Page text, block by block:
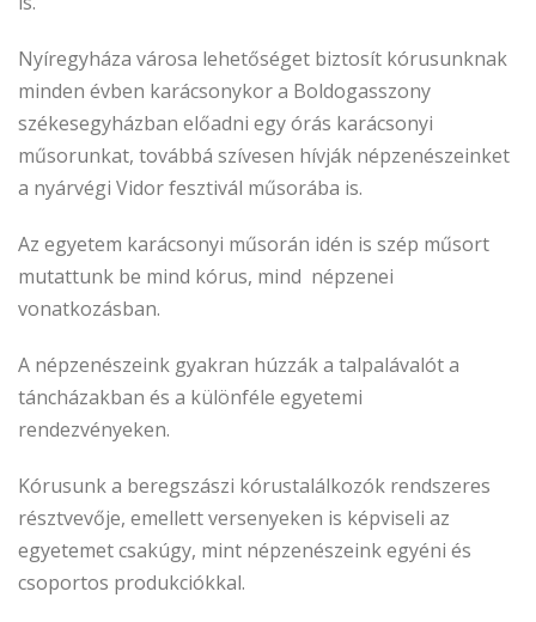
Nyíregyháza városa lehetőséget biztosít kórusunknak
minden évben karácsonykor a Boldogasszony
székesegyházban előadni egy órás karácsonyi
műsorunkat, továbbá szívesen hívják népzenészeinket
a nyárvégi Vidor fesztivál műsorába is.
Az egyetem karácsonyi műsorán idén is szép műsort
mutattunk be mind kórus, mind népzenei
vonatkozásban.
A népzenészeink gyakran húzzák a talpalávalót a
táncházakban és a különféle egyetemi
rendezvényeken.
Kórusunk a beregszászi kórustalálkozók rendszeres
résztvevője, emellett versenyeken is képviseli az
egyetemet csakúgy, mint népzenészeink egyéni és
csoportos produkciókkal.